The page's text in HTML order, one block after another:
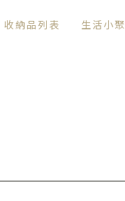
收納品列表 生活小聚